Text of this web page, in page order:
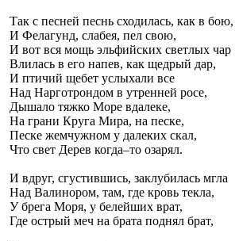
Так с песней песнь сходилась, как в бою,
И Фелагунд, слабея, пел свою,
И вот вся мощь эльфийских светлых чар
Влилась в его напев, как щедрый дар,
И птичий щебет услыхали все
Над Нарготрондом в утренней росе,
Дышало тяжко Море вдалеке,
На грани Круга Мира, на песке,
Песке жемчужном у далеких скал,
Что свет Дерев когда–то озарял.
И вдруг, сгустившись, заклубилась мгла
Над Валинором, там, где кровь текла,
У брега Моря, у белейших врат,
Где острый меч на брата поднял брат,